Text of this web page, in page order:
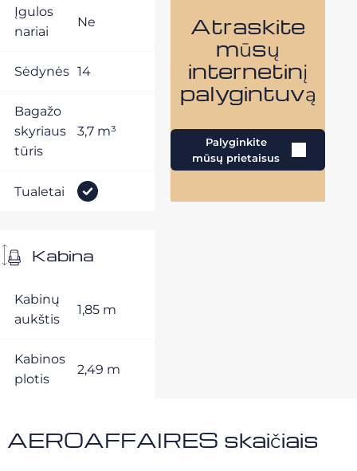
Įgulos
nariai
Ne
Sėdynės 14
Bagažo
skyriaus
tūris
3,7 m³
Tualetai
Kabina
Kabinų
aukštis
1,85 m
Kabinos
plotis
2,49 m
Atraskite
mūsų
internetinį
palygintuvą
Palyginkite
mūsų prietaisus
AEROAFFAIRES skaičiais